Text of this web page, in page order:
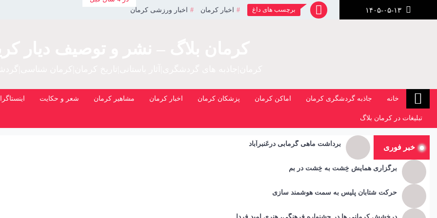
برچسب های داغ اخبار کرمان اخبار ورزشی کرمان
خانه جاذبه گردشگری کرمان اماکن کرمان پزشکان کرمان اخبار کرمان مشاهیر کرمان شعر و حکایت
تبلیغات در کرمان بلاگ
خبر فوری برداشت ماهی گرمابی درعَنبرآباد
برگزاری همایش خِشت به خِشت در بم
حرکت شتابان پلیس به سمت هوشمند سازی